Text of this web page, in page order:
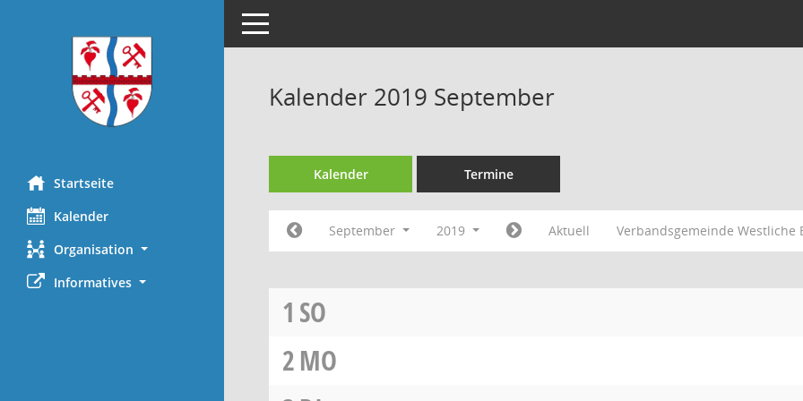
Startseite
Kalender
Organisation
Informatives
Toggle navigation
Kalender 2019 September
Kalender Termine
September 2019 Aktuell Verbandsgemeinde Westliche
1 SO
2MO